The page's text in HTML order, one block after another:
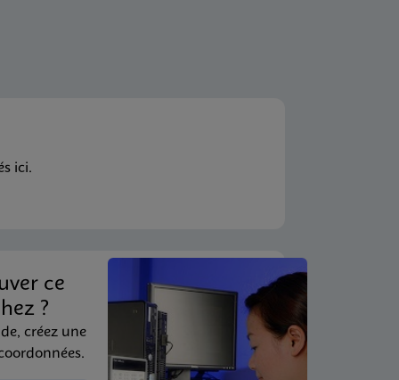
ici.
ce
?
créez une